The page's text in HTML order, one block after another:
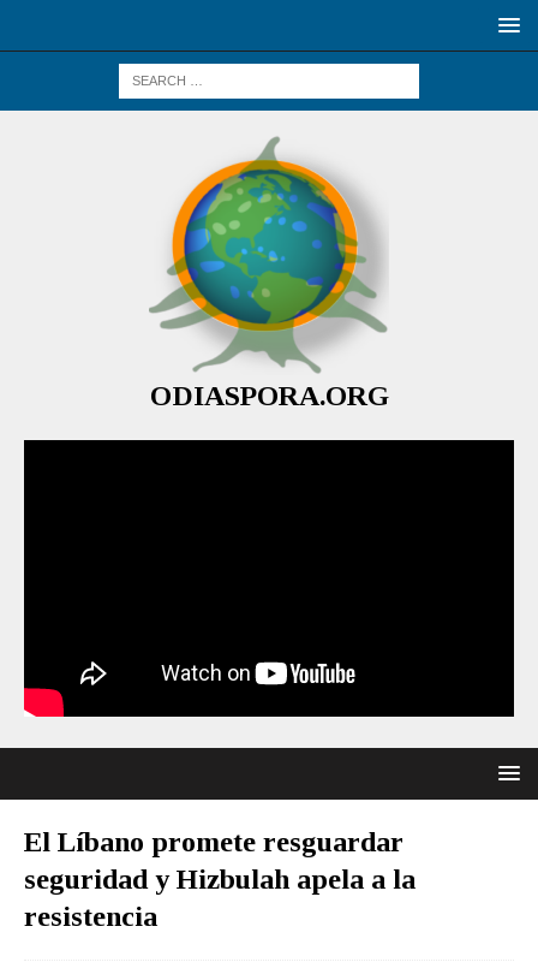
ODIASPORA.ORG
El Líbano promete resguardar
seguridad y Hizbulah apela a la
resistencia